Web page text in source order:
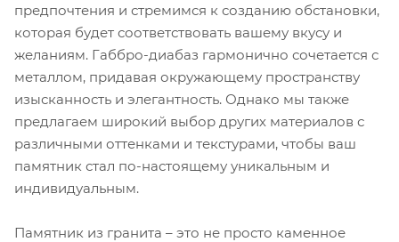
предпочтения и стремимся к созданию обстановки,
которая будет соответствовать вашему вкусу и
желаниям. Габбро-диабаз гармонично сочетается с
металлом, придавая окружающему пространству
изысканность и элегантность. Однако мы также
предлагаем широкий выбор других материалов с
различными оттенками и текстурами, чтобы ваш
памятник стал по-настоящему уникальным и
индивидуальным.
Памятник из гранита – это не просто каменное